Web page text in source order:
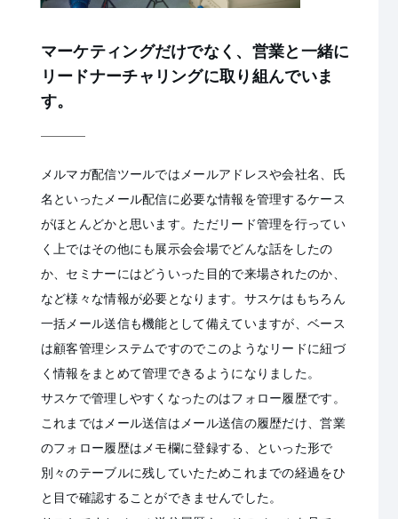
マーケティングだけでなく、営業と一緒に
リードナーチャリングに取り組んでいま
す。
メルマガ配信ツールではメールアドレスや会社名、氏
名といったメール配信に必要な情報を管理するケース
がほとんどかと思います。ただリード管理を行ってい
く上ではその他にも展示会会場でどんな話をしたの
か、セミナーにはどういった目的で来場されたのか、
など様々な情報が必要となります。サスケはもちろん
一括メール送信も機能として備えていますが、ベース
は顧客管理システムですのでこのようなリードに紐づ
く情報をまとめて管理できるようになりました。
サスケで管理しやすくなったのはフォロー履歴です。
これまではメール送信はメール送信の履歴だけ、営業
のフォロー履歴はメモ欄に登録する、といった形で
別々のテーブルに残していたためこれまでの経過をひ
と目で確認することができませんでした。